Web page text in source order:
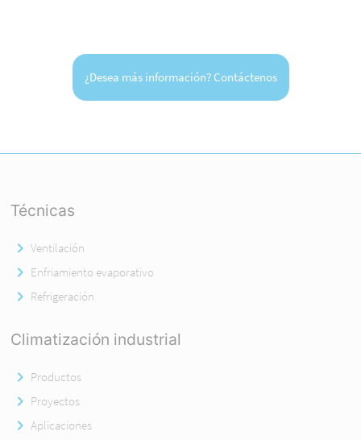
¿Desea más información? Contáctenos
Técnicas
Ventilación
Enfriamiento evaporativo
Refrigeración
Climatización industrial
Productos
Proyectos
Aplicaciones